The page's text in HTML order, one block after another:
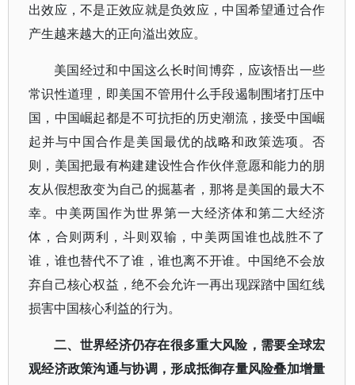
出效应，不是正效应就是负效应，中国希望通过合作
产生越来越大的正向溢出效应。
美国经过和中国这么长时间博弈，应该悟出一些
常识性道理，即美国不管用什么手段遏制围堵打压中
国，中国崛起都是不可抗拒的历史潮流，接受中国崛
起并与中国合作是美国最优的战略和政策选项。否
则，美国把最有构建建设性合作伙伴意愿和能力的朋
友从假想敌变为自己的掘墓者，那将是美国的最大不
幸。中美两国作为世界第一大经济体和第二大经济
体，合则两利，斗则双输，中美两国谁也战胜不了
谁，谁也替代不了谁，谁也离不开谁。中国绝不会放
弃自己核心权益，绝不会允许一再出现踩踏中国红线
损害中国核心利益的行为。
二、世界经济仍存在很多重大风险，需要全球宏
观经济政策沟通与协调，形成抵御存量风险叠加增量